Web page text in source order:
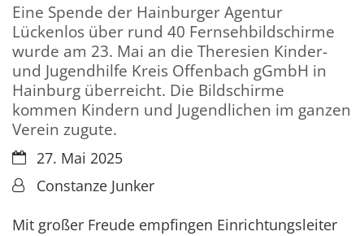
Eine Spende der Hainburger Agentur
Lückenlos über rund 40 Fernsehbildschirme
wurde am 23. Mai an die Theresien Kinder-
und Jugendhilfe Kreis Offenbach gGmbH in
Hainburg überreicht. Die Bildschirme
kommen Kindern und Jugendlichen im ganzen
Verein zugute.
Datum:27. Mai 2025
Von:Constanze Junker
Mit großer Freude empfingen Einrichtungsleiter